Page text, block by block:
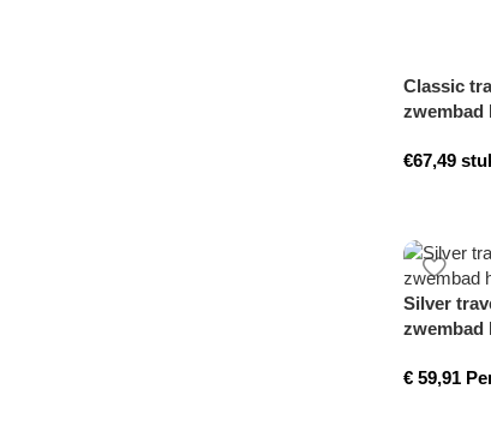
Classic
zwembad
€67,49
Silver
zwembad
€ 59,91